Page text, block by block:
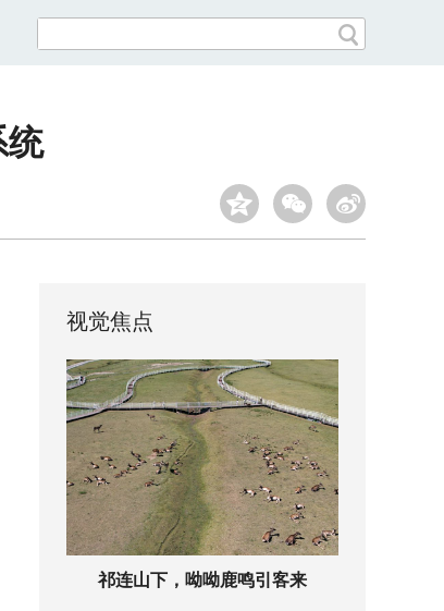
统
视觉焦点
祁连山下，呦呦鹿鸣引客来